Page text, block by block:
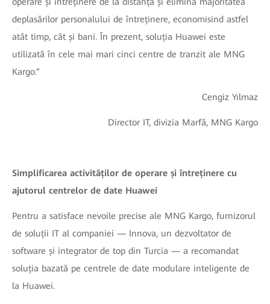
deplasărilor personalului de întreținere, economisind astfel
atât timp, cât și bani. În prezent, soluția Huawei este
utilizată în cele mai mari cinci centre de tranzit ale MNG
Kargo.”
Cengiz Yılmaz
Director IT, divizia Marfă, MNG Kargo
Simplificarea activităților de operare și întreținere cu
ajutorul centrelor de date Huawei
Pentru a satisface nevoile precise ale MNG Kargo, furnizorul
de soluții IT al companiei — Innova, un dezvoltator de
software și integrator de top din Turcia — a recomandat
soluția bazată pe centrele de date modulare inteligente de
la Huawei.